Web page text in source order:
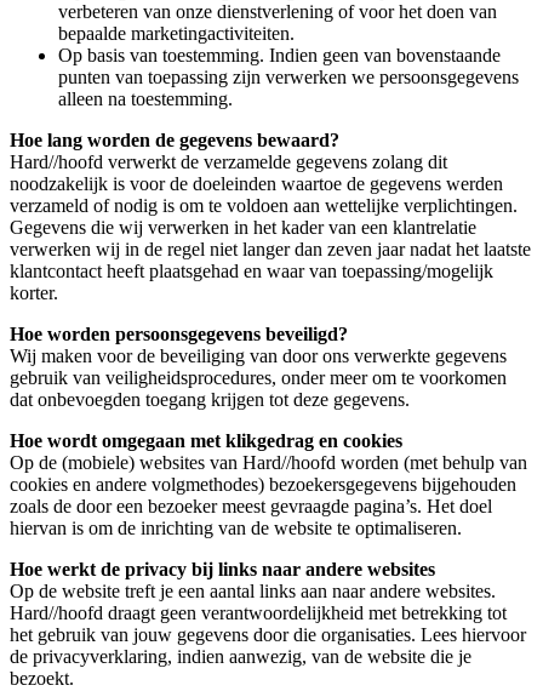
verbeteren van onze dienstverlening of voor het doen van
bepaalde marketingactiviteiten.
Op basis van toestemming. Indien geen van bovenstaande
punten van toepassing zijn verwerken we persoonsgegevens
alleen na toestemming.
Hoe lang worden de gegevens bewaard?
Hard//hoofd verwerkt de verzamelde gegevens zolang dit
noodzakelijk is voor de doeleinden waartoe de gegevens werden
verzameld of nodig is om te voldoen aan wettelijke verplichtingen.
Gegevens die wij verwerken in het kader van een klantrelatie
verwerken wij in de regel niet langer dan zeven jaar nadat het laatste
klantcontact heeft plaatsgehad en waar van toepassing/mogelijk
korter.
Hoe worden persoonsgegevens beveiligd?
Wij maken voor de beveiliging van door ons verwerkte gegevens
gebruik van veiligheidsprocedures, onder meer om te voorkomen
dat onbevoegden toegang krijgen tot deze gegevens.
Hoe wordt omgegaan met klikgedrag en cookies
Op de (mobiele) websites van Hard//hoofd worden (met behulp van
cookies en andere volgmethodes) bezoekersgegevens bijgehouden
zoals de door een bezoeker meest gevraagde pagina’s. Het doel
hiervan is om de inrichting van de website te optimaliseren.
Hoe werkt de privacy bij links naar andere websites
Op de website treft je een aantal links aan naar andere websites.
Hard//hoofd draagt geen verantwoordelijkheid met betrekking tot
het gebruik van jouw gegevens door die organisaties. Lees hiervoor
de privacyverklaring, indien aanwezig, van de website die je
bezoekt.